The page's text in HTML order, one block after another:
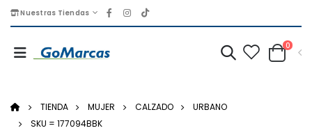
Nuestras Tiendas
0
TIENDA MUJER CALZADO
URBANO
SKU = 177094BBK